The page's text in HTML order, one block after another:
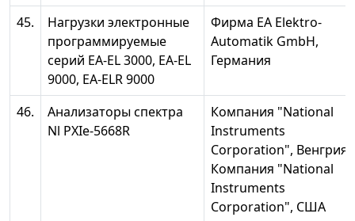
45.
Нагрузки электронные
программируемые
серий EA-EL 3000, EA-EL
9000, EA-ELR 9000
Фирма ЕА Elektro-
Automatik GmbH,
Германия
46.
Анализаторы спектра
Nl PXIe-5668R
Компания "National
Instruments
Corporation", Венгрия;
Компания "National
Instruments
Corporation", США